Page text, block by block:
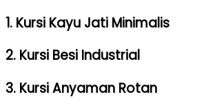
1. Kursi Kayu Jati Minimalis
2. Kursi Besi Industrial
3. Kursi Anyaman Rotan